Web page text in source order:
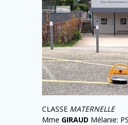
CLASSE MATERNELLE
Mme GIRAUD Mélanie: